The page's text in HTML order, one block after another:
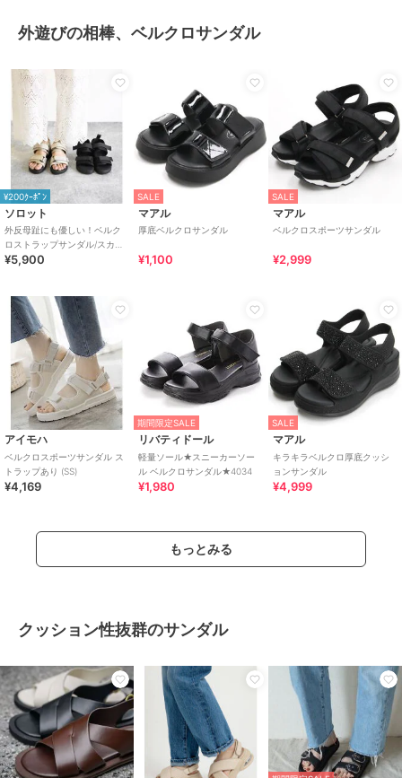
外遊びの相棒、ベルクロサンダル
¥200ｸｰﾎﾟﾝ
ソロット
外反母趾にも優しい！ベルク
ロストラップサンダル/スカン
ジナビアンフォレスト
¥5,900
SALE
マアル
厚底ベルクロサンダル
¥1,100
SALE
マアル
ベルクロスポーツサンダル
¥2,999
アイモハ
ベルクロスポーツサンダル ス
トラップあり (SS)
¥4,169
期間限定SALE
リバティドール
軽量ソール★スニーカーソー
ル ベルクロサンダル★4034
¥1,980
SALE
マアル
キラキラベルクロ厚底クッシ
ョンサンダル
¥4,999
もっとみる
クッション性抜群のサンダル